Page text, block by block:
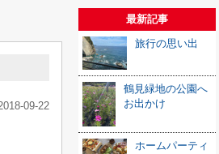
09-22
最新記事
旅行の思い出
鶴見緑地の公園へ
お出かけ
ホームパーティ